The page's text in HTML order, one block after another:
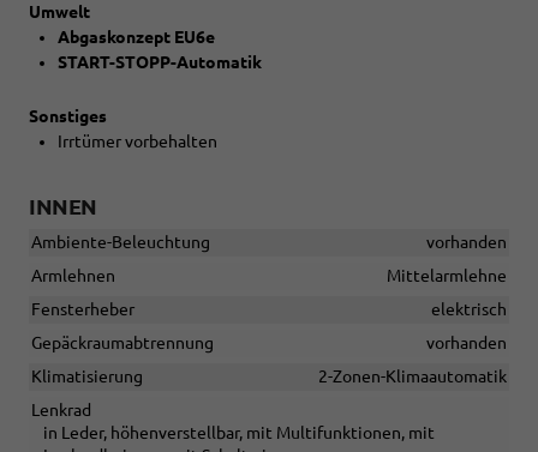
Umwelt
Abgaskonzept EU6e
START-STOPP-Automatik
Sonstiges
Irrtümer vorbehalten
INNEN
Ambiente-Beleuchtung
vorhanden
Armlehnen
Mittelarmlehne
Fensterheber
elektrisch
Gepäckraumabtrennung
vorhanden
Klimatisierung
2-Zonen-Klimaautomatik
Lenkrad
in Leder, höhenverstellbar, mit Multifunktionen, mit